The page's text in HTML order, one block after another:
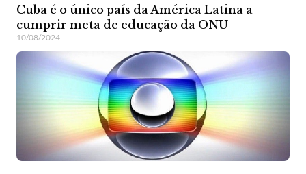
Cuba é o único país da América Latina a
cumprir meta de educação da ONU
10/08/2024